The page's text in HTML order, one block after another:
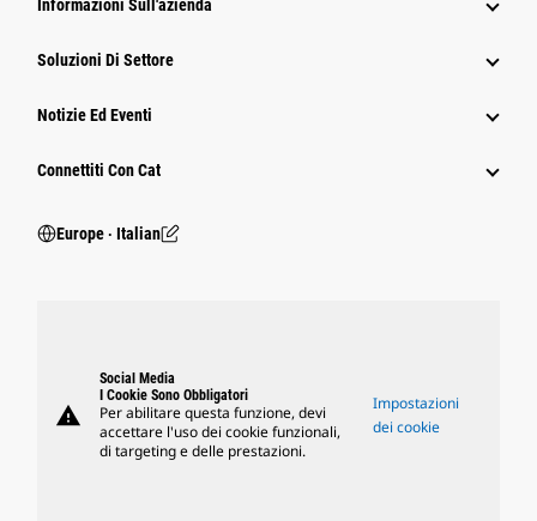
Informazioni Sull'azienda
Soluzioni Di Settore
Notizie Ed Eventi
Connettiti Con Cat
Europe ‧ Italian
warning
Social Media
I Cookie Sono Obbligatori
Per abilitare questa funzione, devi
accettare l'uso dei cookie funzionali,
di targeting e delle prestazioni.
Impostazioni
dei cookie